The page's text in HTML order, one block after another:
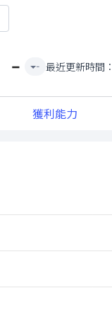
- - 最近更新時間：
獲利能力